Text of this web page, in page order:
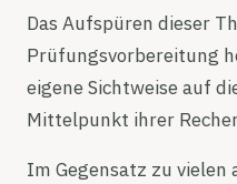
Das Aufspüren dieser
Prüfungsvorbereitung
eigene Sichtweise auf
Mittelpunkt ihrer
Im Gegensatz zu